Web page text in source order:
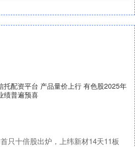
托配资平台 产品量价上行 有色股2025年
绩普遍预喜
只十倍股出炉，上纬新材14天11板